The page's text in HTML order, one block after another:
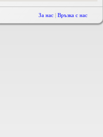
За нас | Връзка с нас